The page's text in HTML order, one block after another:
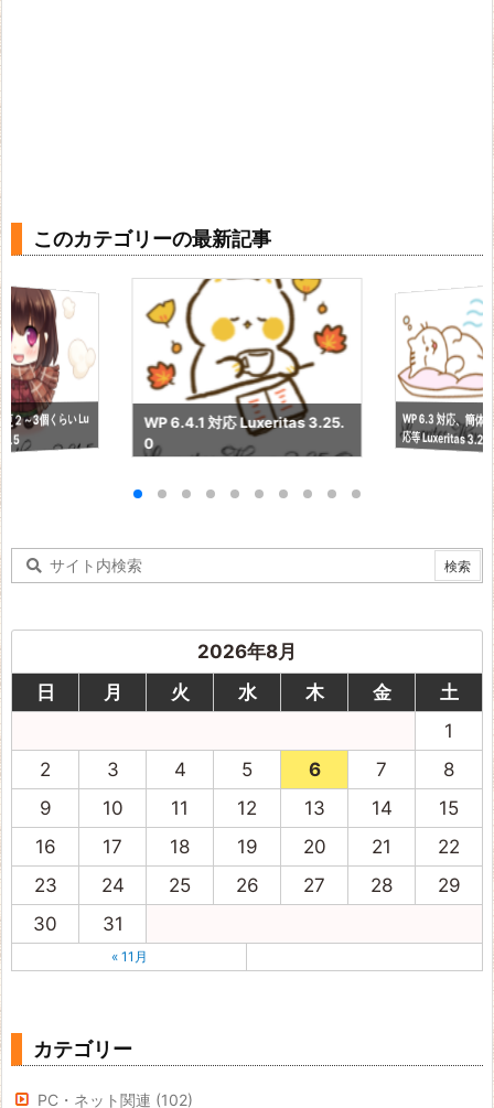
このカテゴリーの最新記事
２～3個くらい Lu
WP 6.4.1 対応 Luxeritas 3.25.
0
WP 6.3 対応、簡体
応等 Luxeritas
2026年8月
日
月 火 水 木 金
土
1
2
3 4 5 6 7
8
9
10 11 12 13 14
15
16
17 18 19 20 21
22
23
24 25 26 27 28
29
30
31
« 11月
カテゴリー
PC・ネット関連 (102)